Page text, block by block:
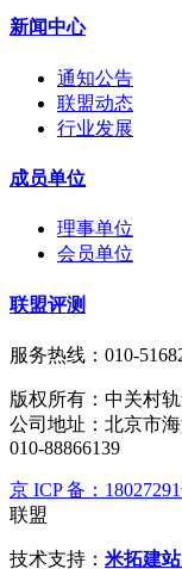
新闻中心
通知公告
联盟动态
行业发展
成员单位
理事单位
会员单位
联盟评测
服务热线：010-
版权所有：中关村
公司地址：北京市
010-88866139
京 ICP 备：
联盟
技术支持： 米拓建站